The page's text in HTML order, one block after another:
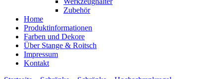
Zubehör
Home
Produktinformationen
Farben und Dekore
Über Stange & Roitsch
Impressum
Kontakt